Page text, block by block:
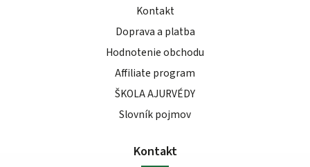
Kontakt
Doprava a platba
Hodnotenie obchodu
Affiliate program
ŠKOLA AJURVÉDY
Slovník pojmov
Kontakt